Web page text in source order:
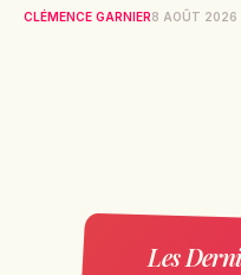
CLÉMENCE GARNIER8 AOÛT 2026
Les